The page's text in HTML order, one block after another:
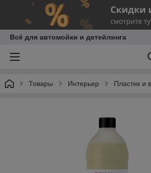
Всё для автомойки и детейлинга
Товары Интерьер Пластик и